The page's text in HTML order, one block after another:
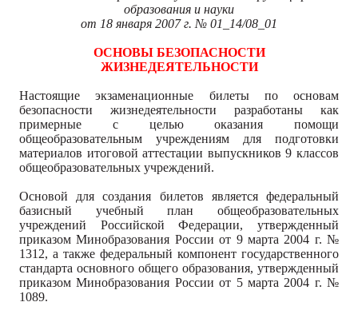
образования и науки
от 18 января 2007 г. № 01_14/08_01
ОСНОВЫ БЕЗОПАСНОСТИ
ЖИЗНЕДЕЯТЕЛЬНОСТИ
Настоящие экзаменационные билеты по основам
безопасности жизнедеятельности разработаны как
примерные с целью оказания помощи
общеобразовательным учреждениям для подготовки
материалов итоговой аттестации выпускников 9 классов
общеобразовательных учреждений.
Основой для создания билетов является федеральный
базисный учебный план общеобразовательных
учреждений Российской Федерации, утвержденный
приказом Минобразования России от 9 марта 2004 г. №
1312, а также федеральный компонент государственного
стандарта основного общего образования, утвержденный
приказом Минобразования России от 5 марта 2004 г. №
1089.